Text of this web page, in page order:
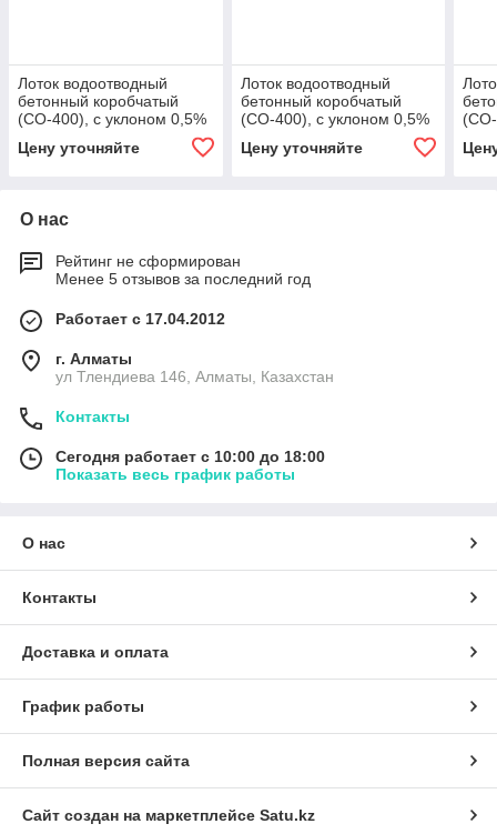
Лоток водоотводный
бетонный коробчатый
(СО-400), с уклоном 0,5%
BGМ, № 32
Цену уточняйте
Лоток водоотводный
бетонный коробчатый
(СО-400), с уклоном 0,5%
BGМ, № 32
Цену уточняйте
(СО-
-
О нас
Рейтинг не сформирован
Менее 5 отзывов за последний год
Работает с 17.04.2012
г. Алматы
ул Тлендиева 146, Алматы, Казахстан
Контакты
Сегодня работает с 10:00 до 18:00
Показать весь график работы
О нас
Контакты
Доставка и оплата
График работы
Полная версия сайта
Сайт создан на маркетплейсе Satu.kz